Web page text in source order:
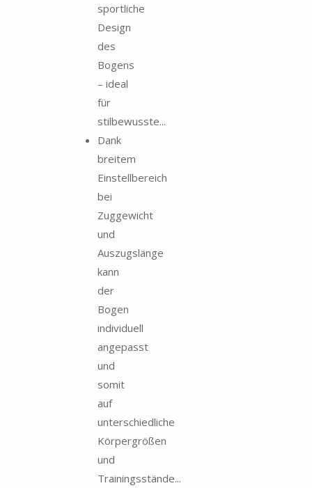
sportliche
Design
des
Bogens
– ideal
für
stilbewusste...
Dank
breitem
Einstellbereich
bei
Zuggewicht
und
Auszugslänge
kann
der
Bogen
individuell
angepasst
und
somit
auf
unterschiedliche
Körpergrößen
und
Trainingsstände...